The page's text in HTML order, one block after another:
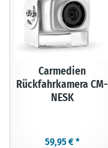
Carmedien
Rückfahrkamera CM-
NESK
59,95 € *